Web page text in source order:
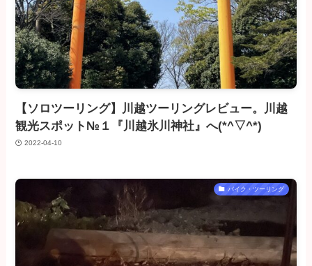
【ソロツーリング】川越ツーリングレビュー。川越
観光スポット№１『川越氷川神社』へ(*^▽^*)
2022-04-10
バイク・ツーリング